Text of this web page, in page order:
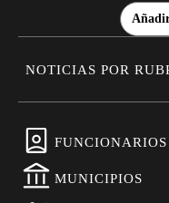
FUNCIONARIOS
MUNICIPIOS
NOTICIAS POR